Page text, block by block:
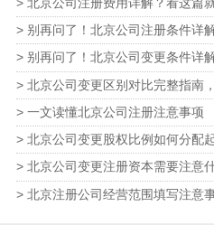
> 别再问了！北京公司注册条件详
> 别再问了！北京公司变更条件详
> 北京公司变更区别对比完整指南
> 一文读懂北京公司注册注意事项
> 北京公司变更股权比例如何分配
> 北京公司变更注册资本需要注意
> 北京注册公司经营范围填写注意